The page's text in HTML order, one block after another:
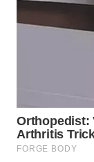
WN
BOGOR